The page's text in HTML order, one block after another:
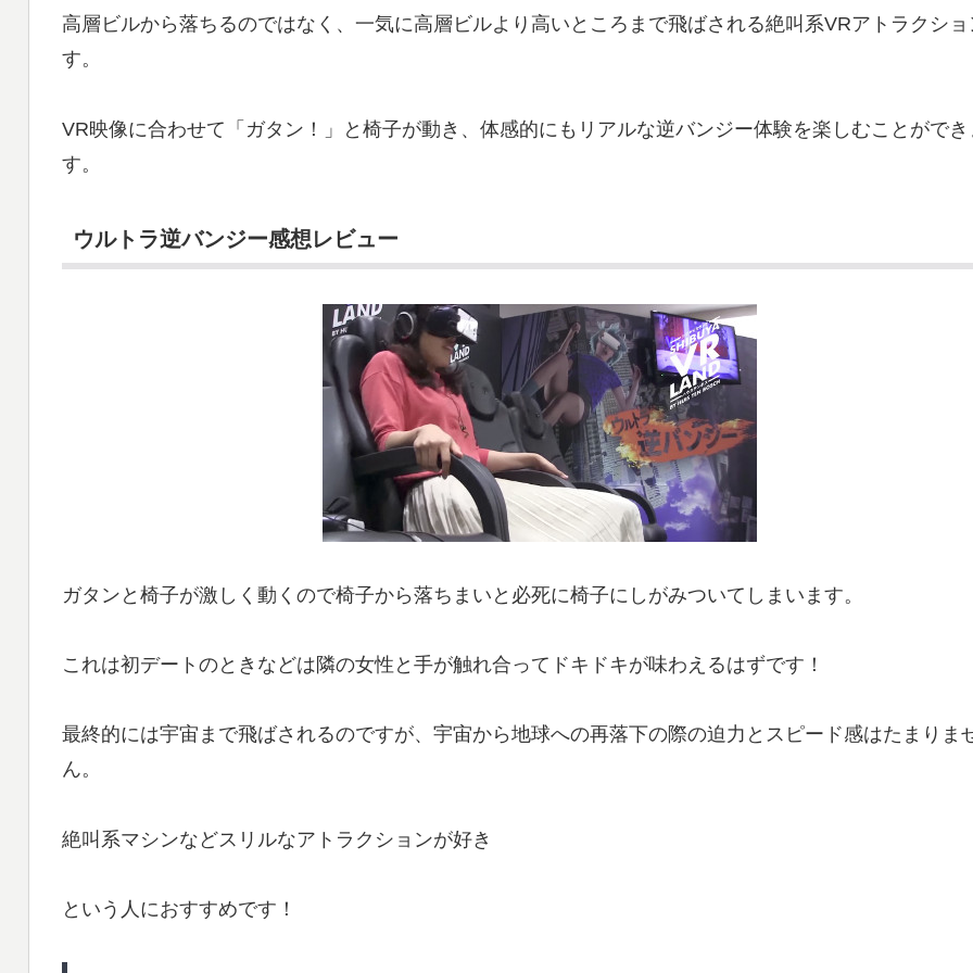
高層ビルから落ちるのではなく、一気に高層ビルより高いところまで飛ばされる絶叫系VRアトラクショ
す。
VR映像に合わせて「ガタン！」と椅子が動き、体感的にもリアルな逆バンジー体験を楽しむことができ
す。
ウルトラ逆バンジー感想レビュー
ガタンと椅子が激しく動くので椅子から落ちまいと必死に椅子にしがみついてしまいます。
これは初デートのときなどは隣の女性と手が触れ合ってドキドキが味わえるはずです！
最終的には宇宙まで飛ばされるのですが、宇宙から地球への再落下の際の迫力とスピード感はたまりま
ん。
絶叫系マシンなどスリルなアトラクションが好き
という人におすすめです！